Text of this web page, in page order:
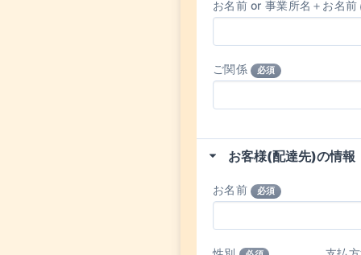
お名前 or 事業所名＋お名前
ご関係 必須
お客様(配達先)の情報
お名前 必須